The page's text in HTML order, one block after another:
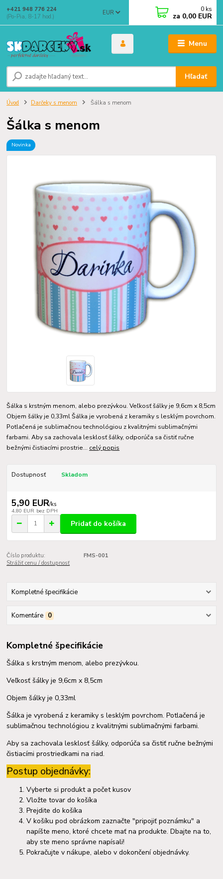
Menu
EUR
Hľadať
+421 948 776 224
(Po-Pia, 8-17 hod.)
0 ks
za 0,00 EUR
Úvod Darčeky s menom Šálka s menom
Šálka s menom
Novinka
Šálka s krstným menom, alebo prezývkou. Veľkosť šálky je 9,6cm x 8,5cm
Objem šálky je 0,33ml Šálka je vyrobená z keramiky s lesklým povrchom.
Potlačená je sublimačnou technológiou z kvalitnými sublimačnými
farbami. Aby sa zachovala lesklosť šálky, odporúča sa čistiť ručne
bežnými čistiacími prostrie... celý popis
Dostupnosť Skladom
5,90 EUR/ks
4,80 EUR bez DPH
Pridať do košíka
Číslo produktu:
FMS-001
Strážiť cenu / dostupnosť
Kompletné špecifikácie
Komentáre 0
Kompletné špecifikácie
Šálka s krstným menom, alebo prezývkou.
Veľkosť šálky je 9,6cm x 8,5cm
Objem šálky je 0,33ml
Šálka je vyrobená z keramiky s lesklým povrchom. Potlačená je
sublimačnou technológiou z kvalitnými sublimačnými farbami.
Aby sa zachovala lesklosť šálky, odporúča sa čistiť ručne bežnými
čistiacími prostriedkami na riad.
Postup objednávky:
Vyberte si produkt a počet kusov
Vložte tovar do košíka
Prejdite do košíka
V košíku pod obrázkom zaznačte "pripojiť poznámku" a
napíšte meno, ktoré chcete mať na produkte. Dbajte na to,
aby ste meno správne napísali!
Pokračujte v nákupe, alebo v dokončení objednávky.